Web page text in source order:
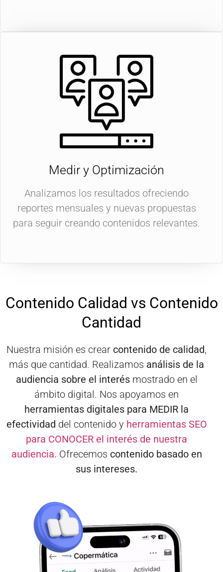
Medir y Optimización
Analizamos los resultados ofreciendo
reportes mensuales y nuevas propuestas
para seguir creando contenidos relevantes.
Contenido Calidad vs Contenido
Cantidad
Nuestra misión es crear contenido de calidad,
más que cantidad. Realizamos análisis de la
audiencia sobre el interésmostrado en el
ámbito digital. Nos apoyamos en
herramientas digitales para MEDIR la
efectividad del contenido y herramientas SEO
para CONOCER el interés de nuestra
audiencia. Ofrecemos contenido basado en
sus intereses.